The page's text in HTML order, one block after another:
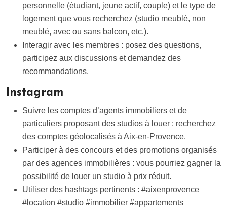
personnelle (étudiant, jeune actif, couple) et le type de
logement que vous recherchez (studio meublé, non
meublé, avec ou sans balcon, etc.).
Interagir avec les membres : posez des questions,
participez aux discussions et demandez des
recommandations.
Instagram
Suivre les comptes d’agents immobiliers et de
particuliers proposant des studios à louer : recherchez
des comptes géolocalisés à Aix-en-Provence.
Participer à des concours et des promotions organisés
par des agences immobilières : vous pourriez gagner la
possibilité de louer un studio à prix réduit.
Utiliser des hashtags pertinents : #aixenprovence
#location #studio #immobilier #appartements